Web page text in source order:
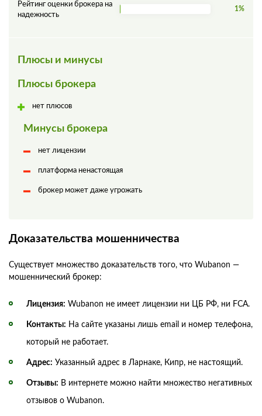
Рейтинг оценки брокера на
надежность
1%
Плюсы и минусы
Плюсы брокера
нет плюсов
Минусы брокера
нет лицензии
платформа ненастоящая
брокер может даже угрожать
Доказательства мошенничества
Существует множество доказательств того, что Wubanon —
мошеннический брокер:
Лицензия: Wubanon не имеет лицензии ни ЦБ РФ, ни FCA.
Контакты: На сайте указаны лишь email и номер телефона,
который не работает.
Адрес: Указанный адрес в Ларнаке, Кипр, не настоящий.
Отзывы: В интернете можно найти множество негативных
отзывов о Wubanon.